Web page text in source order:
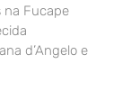
na Fucape
d’Angelo e